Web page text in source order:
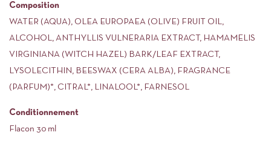
Composition
WATER (AQUA), OLEA EUROPAEA (OLIVE) FRUIT OIL,
ALCOHOL, ANTHYLLIS VULNERARIA EXTRACT, HAMAMELIS
VIRGINIANA (WITCH HAZEL) BARK/LEAF EXTRACT,
LYSOLECITHIN, BEESWAX (CERA ALBA), FRAGRANCE
(PARFUM)*, CITRAL*, LINALOOL*, FARNESOL
Conditionnement
Flacon 30 ml